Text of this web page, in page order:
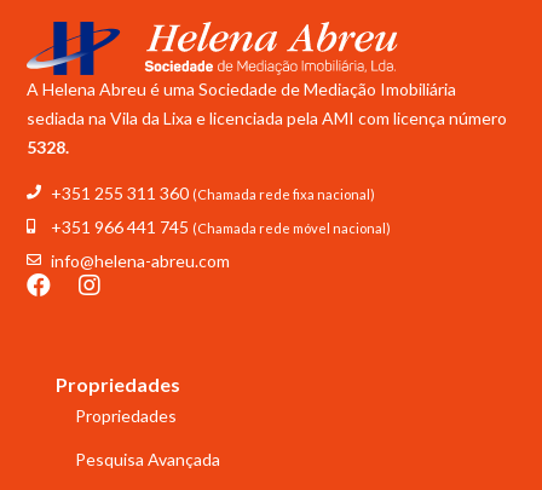
A Helena Abreu é uma Sociedade de Mediação Imobiliária
sediada na Vila da Lixa e licenciada pelaAMI com licença número
5328.
+351 255 311 360 (Chamada rede fixa nacional)
+351 966 441 745 (Chamada rede móvel nacional)
info@helena-abreu.com
Propriedades
Propriedades
Pesquisa Avançada